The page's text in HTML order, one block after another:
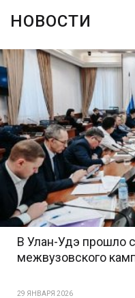
НОВОСТИ
В Улан-Удэ прошло
межвузовского
29 ЯНВАРЯ 2026